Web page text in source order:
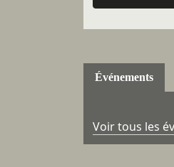
Événements
Voir tous les